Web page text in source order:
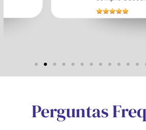
Perguntas